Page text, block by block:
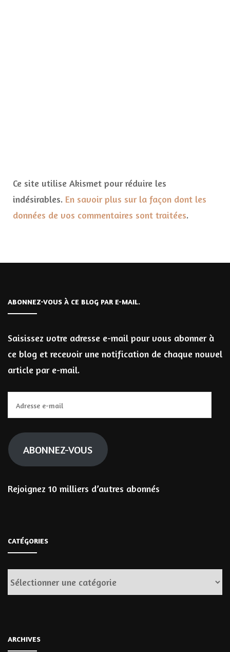
Ce site utilise Akismet pour réduire les
indésirables. En savoir plus sur la façon dont les
données de vos commentaires sont traitées.
ABONNEZ-VOUS À CE BLOG PAR E-MAIL.
Saisissez votre adresse e-mail pour vous abonner à
ce blog et recevoir une notification de chaque nouvel
article par e-mail.
e-
mail
ABONNEZ-VOUS
Rejoignez 10 milliers d’autres abonnés
CATÉGORIES
Catégories
ARCHIVES